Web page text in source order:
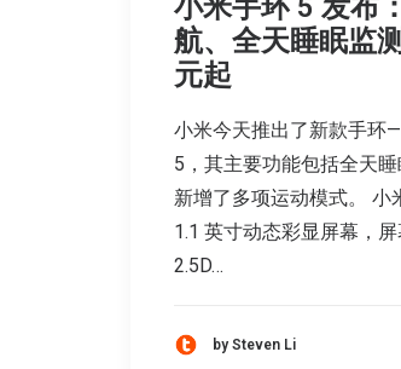
航、全天睡眠监
元起
小米今天推出了新款手环
5，其主要功能包括全天
新增了多项运动模式。 小
1.1 英寸动态彩显屏幕，
2.5D…
by Steven Li